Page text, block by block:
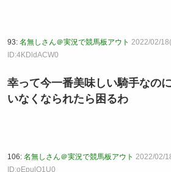
93: 名無しさん＠実況で競馬板アウト 2022/02/
ID:4KDldACW0
幸って今一番美味しい騎手なのに
いなくなられたら困るわ
106: 名無しさん＠実況で競馬板アウト 2022/02/
ID:oEpulO1U0